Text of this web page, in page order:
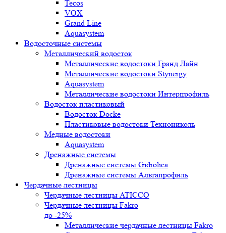
Tecos
VOX
Grand Line
Aquasystem
Водосточные системы
Металлический водосток
Металлические водостоки Гранд Лайн
Металлические водостоки Stynergy
Aquasystem
Металлические водостоки Интерпрофиль
Водосток пластиковый
Водосток Docke
Пластиковые водостоки Технониколь
Медные водостоки
Aquasystem
Дренажные системы
Дренажные системы Gidrolica
Дренажные системы Альтапрофиль
Чердачные лестницы
Чердачные лестницы ATICCO
Чердачные лестницы Fakro
до -25%
Металлические чердачные лестницы Fakro